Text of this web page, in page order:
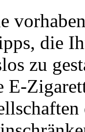
die
zu
E-